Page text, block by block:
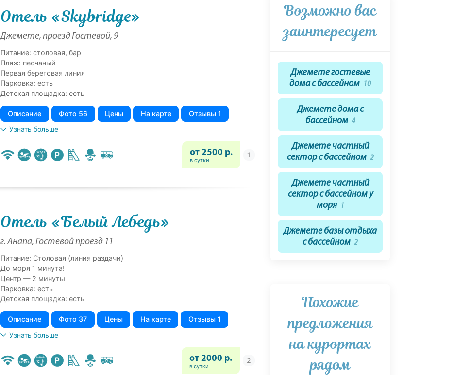
Отель «Skybridge»
Джемете, проезд Гостевой, 9
Питание: столовая, бар
Пляж: песчаный
Первая береговая линия
Парковка: есть
Детская площадка: есть
Описание Фото 56 Цены На карте
Отзывы 1
Узнать больше
от 2500 р.
в сутки
Отель «Белый Лебедь»
г. Анапа, Гостевой проезд 11
Питание: Cтоловая (линия раздачи)
До моря 1 минута!
Центр — 2 минуты
Парковка: есть
Детская площадка: есть
Описание Фото 37 Цены На карте
Отзывы 1
Узнать больше
от 2000 р.
в сутки
Возможно вас
заинтересует
Джемете гостевые
дома с бассейном 10
Джемете дома с
бассейном 4
Джемете частный
сектор с бассейном 2
Джемете частный
сектор с бассейном у
моря 1
Джемете базы отдыха
с бассейном 2
Похожие
предложения
на курортах
рядом